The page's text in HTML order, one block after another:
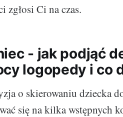
zgłosi Ci na czas.
- jak podjąć
logopedy i co
o skierowaniu dziecka
się na kilka wstępnych